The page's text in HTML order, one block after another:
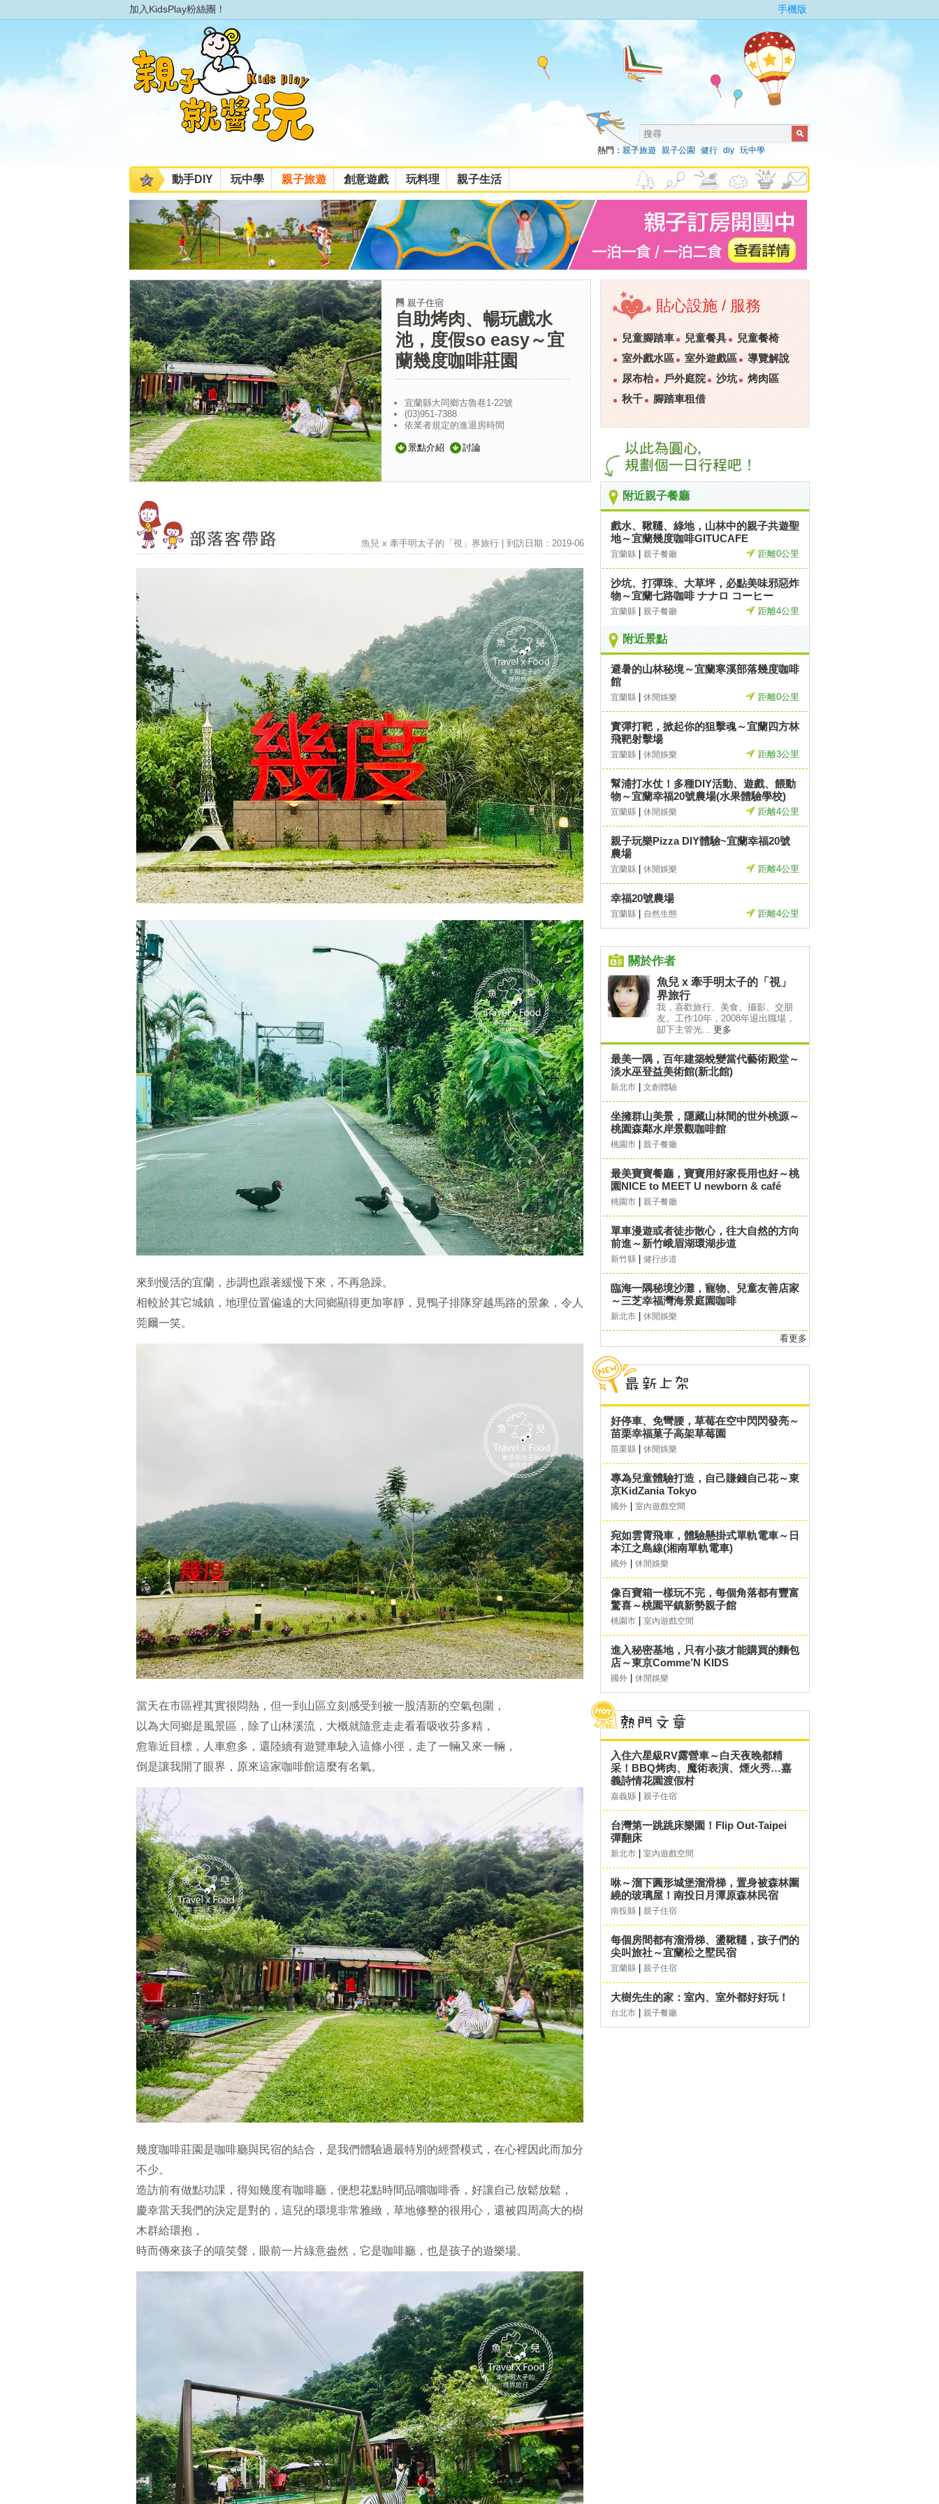
加入KidsPlay粉絲團！ 手機版
熱門： 親子旅遊 親子公園 健行 diy 玩中學
動手DIY 玩中學 親子旅遊 創意遊戲 玩料理 親子生活
親子住宿
自助烤肉、暢玩戲水
池，度假so easy～宜
蘭幾度咖啡莊園
宜蘭縣大同鄉古魯巷1-22號
(03)951-7388
依業者規定的進退房時間
景點介紹 討論
魚兒 x 牽手明太子的「視」界旅行 | 到訪日期：2019-06
來到慢活的宜蘭，步調也跟著緩慢下來，不再急躁。
相較於其它城鎮，地理位置偏遠的大同鄉顯得更加寧靜，見鴨子排隊穿越馬路的景象，令人
莞爾一笑。
當天在市區裡其實很悶熱，但一到山區立刻感受到被一股清新的空氣包圍，
以為大同鄉是風景區，除了山林溪流，大概就隨意走走看看吸收芬多精，
愈靠近目標，人車愈多，還陸續有遊覽車駛入這條小徑，走了一輛又來一輛，
倒是讓我開了眼界，原來這家咖啡館這麼有名氣。
幾度咖啡莊園是咖啡廳與民宿的結合，是我們體驗過最特別的經營模式，在心裡因此而加分
不少。
造訪前有做點功課，得知幾度有咖啡廳，便想花點時間品嚐咖啡香，好讓自己放鬆放鬆，
慶幸當天我們的決定是對的，這兒的環境非常雅緻，草地修整的很用心，還被四周高大的樹
木群給環抱，
時而傳來孩子的嘻笑聲，眼前一片綠意盎然，它是咖啡廳，也是孩子的遊樂場。
貼心設施 / 服務
兒童腳踏車 兒童餐具
兒童餐椅
室外戲水區
室外遊戲區
導覽解說
尿布枱
戶外庭院 沙坑
烤肉區
秋千
腳踏車租借
附近親子餐廳
戲水、鞦韆、綠地，山林中的親子共遊聖
地～宜蘭幾度咖啡GITUCAFE
宜蘭縣 親子餐廳 距離0公里
沙坑、打彈珠、大草坪，必點美味邪惡炸
物～宜蘭七路咖啡 ナナロ コーヒー
宜蘭縣 親子餐廳 距離4公里
附近景點
避暑的山林秘境～宜蘭寒溪部落幾度咖啡
館
宜蘭縣 休閒娛樂 距離0公里
實彈打靶，掀起你的狙擊魂～宜蘭四方林
飛靶射擊場
宜蘭縣 休閒娛樂 距離3公里
幫浦打水仗！多種DIY活動、遊戲、餵動
物～宜蘭幸福20號農場(水果體驗學校)
宜蘭縣 休閒娛樂 距離4公里
親子玩樂Pizza DIY體驗~宜蘭幸福20號
農場
宜蘭縣 休閒娛樂 距離4公里
幸福20號農場
宜蘭縣 自然生態 距離4公里
關於作者
魚兒 x 牽手明太子的「視」
界旅行
我，喜歡旅行、美食、攝影、交朋
友。工作10年，2008年退出職場，
缷下主管光... 更多
最美一隅，百年建築蛻變當代藝術殿堂～
淡水巫登益美術館(新北館)
新北市 文創體驗
坐擁群山美景，隱藏山林間的世外桃源～
桃園森鄰水岸景觀咖啡館
桃園市 親子餐廳
最美寶寶餐廳，寶寶用好家長用也好～桃
園NICE to MEET U newborn & café
桃園市 親子餐廳
單車漫遊或者徒步散心，往大自然的方向
前進～新竹峨眉湖環湖步道
新竹縣 健行步道
臨海一隅秘境沙灘，寵物、兒童友善店家
～三芝幸福灣海景庭園咖啡
新北市 休閒娛樂
看更多
好停車、免彎腰，草莓在空中閃閃發亮～
苗栗幸福菓子高架草莓園
苗栗縣 休閒娛樂
專為兒童體驗打造，自己賺錢自己花～東
京KidZania Tokyo
國外 室內遊戲空間
宛如雲霄飛車，體驗懸掛式單軌電車～日
本江之島線(湘南單軌電車)
國外 休閒娛樂
像百寶箱一樣玩不完，每個角落都有豐富
驚喜～桃園平鎮新勢親子館
桃園市 室內遊戲空間
進入秘密基地，只有小孩才能購買的麵包
店～東京Comme’N KIDS
國外 休閒娛樂
入住六星級RV露營車～白天夜晚都精
采！BBQ烤肉、魔術表演、煙火秀…嘉
義詩情花園渡假村
嘉義縣 親子住宿
台灣第一跳跳床樂園！Flip Out-Taipei
彈翻床
新北市 室內遊戲空間
咻～溜下圓形城堡溜滑梯，置身被森林圍
繞的玻璃屋！南投日月潭原森林民宿
南投縣 親子住宿
每個房間都有溜滑梯、盪鞦韆，孩子們的
尖叫旅社～宜蘭松之墅民宿
宜蘭縣 親子住宿
大樹先生的家：室內、室外都好好玩！
台北市 親子餐廳